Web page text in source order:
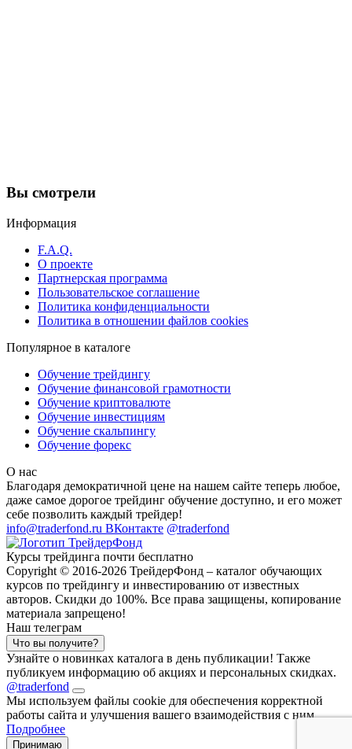
Вы смотрели
Информация
F.A.Q.
О проекте
Партнерская программа
Пользовательское соглашение
Политика конфиденциальности
Политика в отношении файлов cookies
Популярное в каталоге
Обучение трейдингу
Обучение финансовой грамотности
Обучение криптовалюте
Обучение инвестициям
Обучение скальпингу
Обучение форекс
О нас
Благодаря демократичной цене на нашем сайте теперь любое,
даже самое дорогое трейдинг обучение доступно, и его может
себе позволить каждый трейдер!
info@traderfond.ru ВКонтакте @traderfond
Курсы трейдинга почти бесплатно
Copyright © 2016-2026 ТрейдерФонд – каталог обучающих
курсов по трейдингу и инвестированию от известных
авторов. Скидки до 100%. Все права защищены, копирование
материала запрещено!
Наш телеграм
Что вы получите?
Узнайте о новинках каталога в день публикации! Также
публикуем информацию об акциях и персональных скидках.
@traderfond
Мы используем файлы cookie для обеспечения корректной
работы сайта и улучшения вашего взаимодействия с ним.
Подробнее
Принимаю